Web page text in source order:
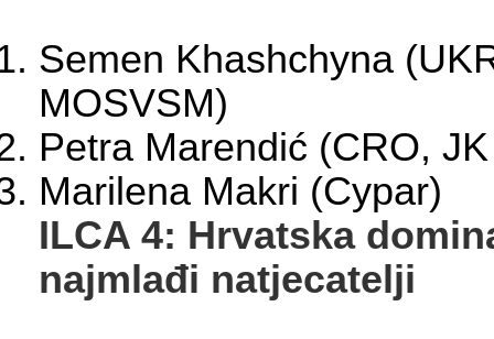
Semen Khashchyna
MOSVSM)
Petra Marendić (CRO,
Marilena Makri (Cypar)
ILCA 4: Hrvatska
najmlađi natjecatelji